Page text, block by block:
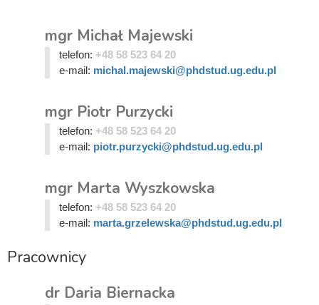
mgr Michał Majewski
telefon: +48 58 523 64 20
e-mail: michal.majewski@phdstud.ug.edu.pl
mgr Piotr Purzycki
telefon: +48 58 523 64 20
e-mail: piotr.purzycki@phdstud.ug.edu.pl
mgr Marta Wyszkowska
telefon: +48 58 523 64 20
e-mail: marta.grzelewska@phdstud.ug.edu.pl
Pracownicy
dr Daria Biernacka